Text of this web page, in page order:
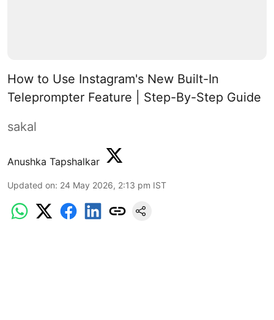
How to Use Instagram's New Built-In
Teleprompter Feature | Step-By-Step Guide
sakal
Anushka Tapshalkar
Updated on: 24 May 2026, 2:13 pm IST